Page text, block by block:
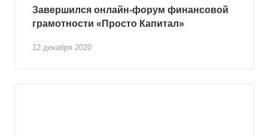
12 декабря 2020
Завершился онлайн-форум финансовой
грамотности «Просто Капитал»